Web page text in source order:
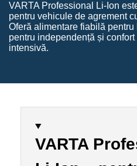
VARTA Professional Li-Ion
pentru vehicule de agrement
Oferă alimentare fiabilă
pentru independență și
intensivă.
VARTA